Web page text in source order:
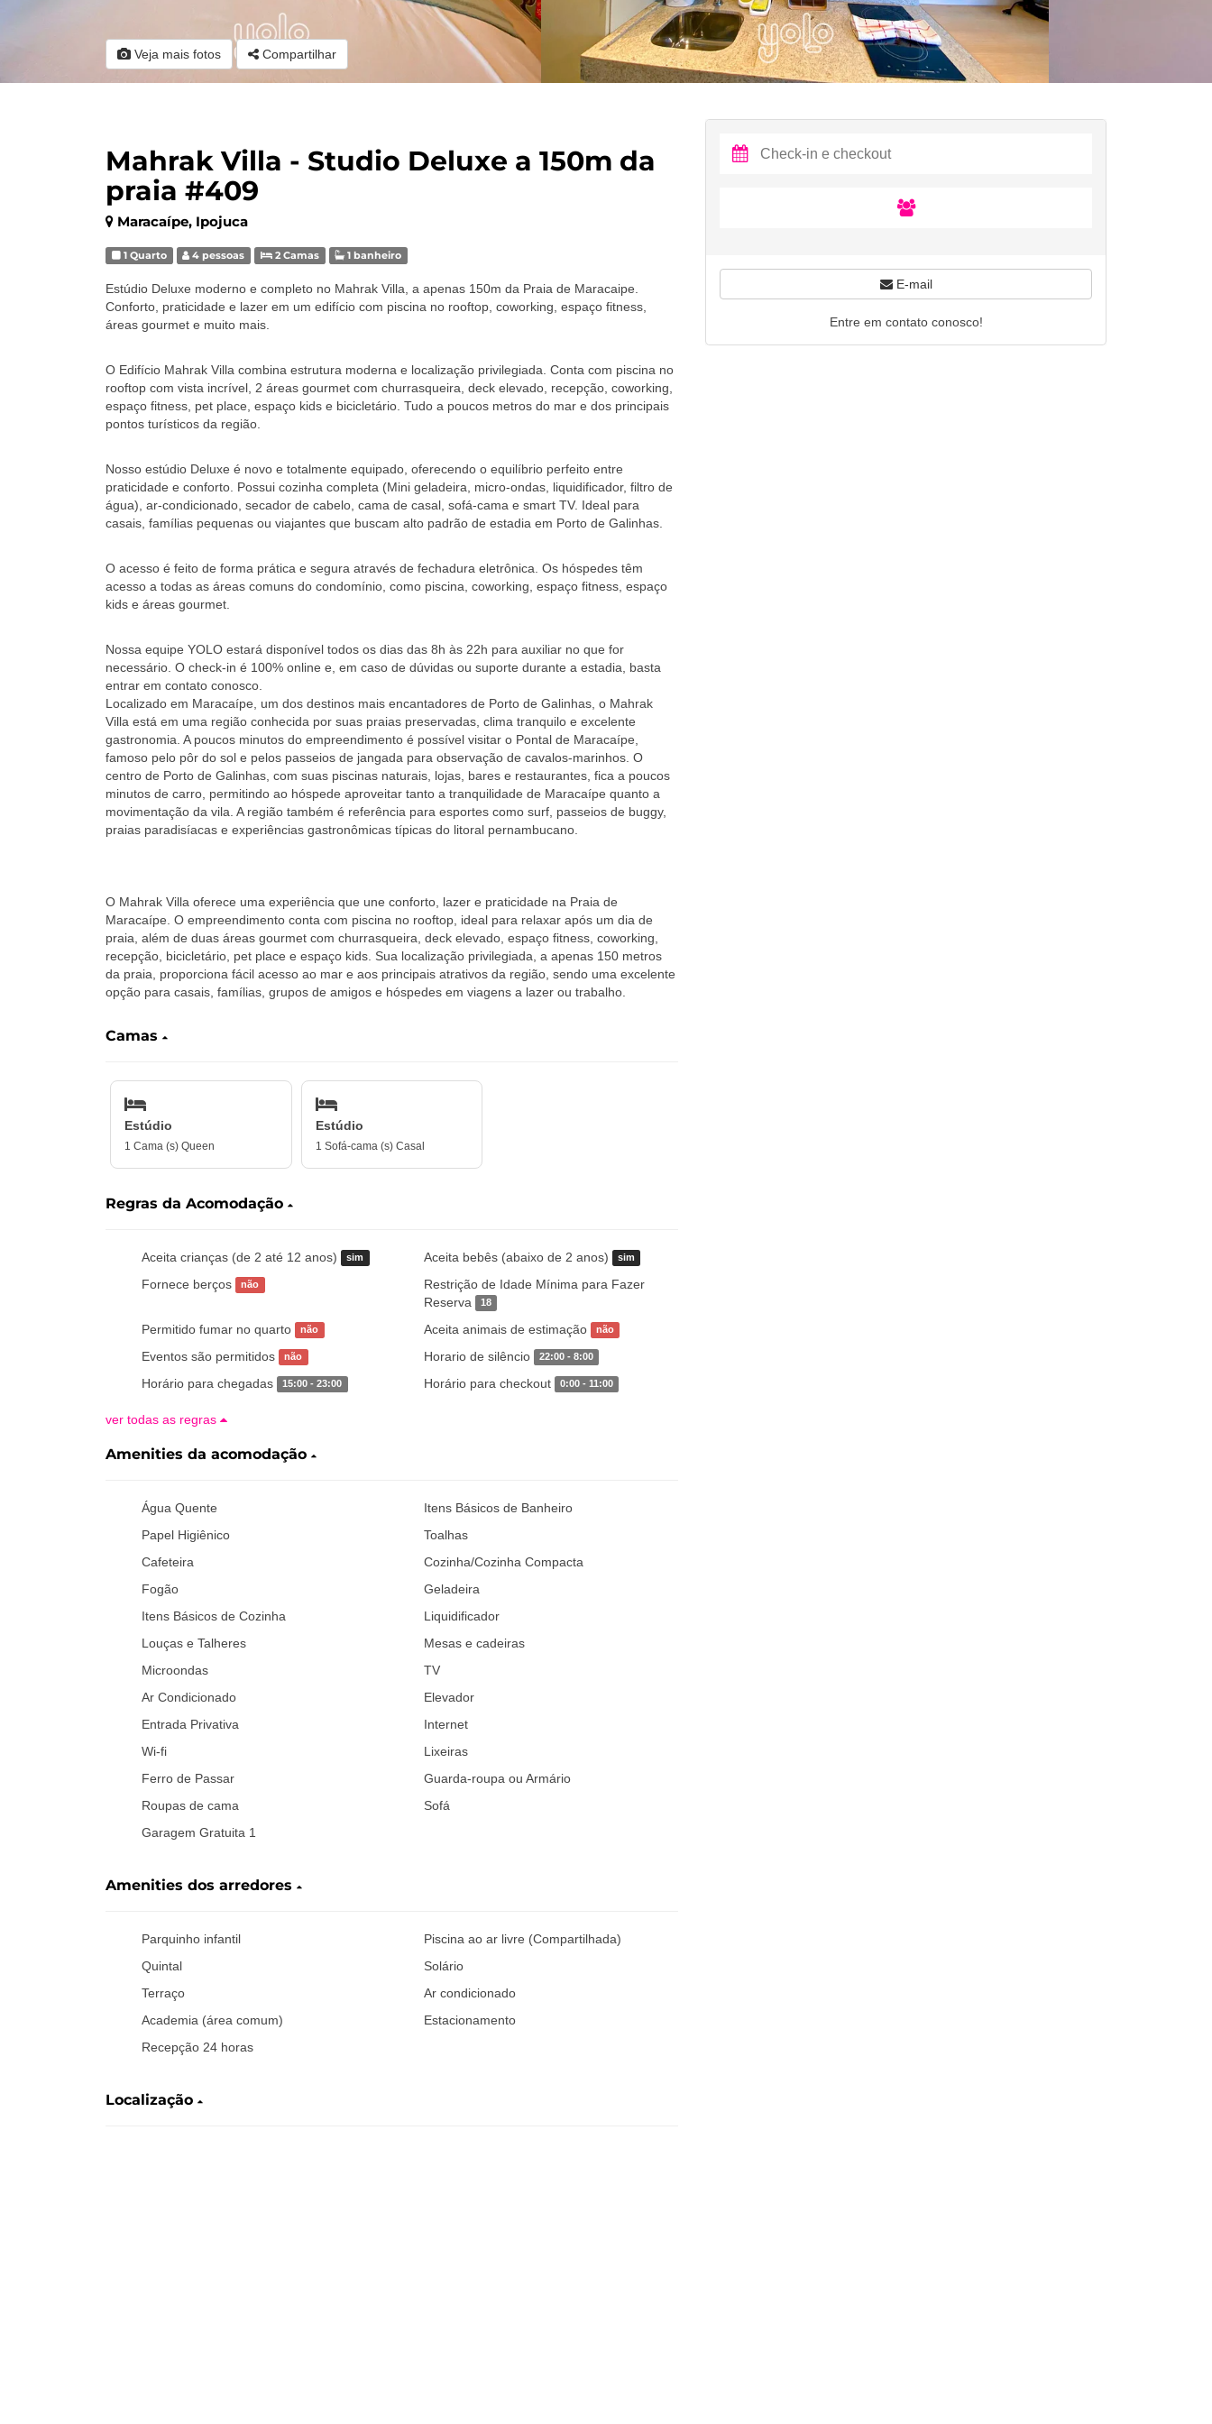
Veja mais fotos Compartilhar
Mahrak Villa - Studio Deluxe a 150m da
praia #409
Maracaípe, Ipojuca
1 Quarto 4 pessoas 2 Camas 1 banheiro
Estúdio Deluxe moderno e completo no Mahrak Villa, a apenas 150m da Praia de Maracaipe.
Conforto, praticidade e lazer em um edifício com piscina no rooftop, coworking, espaço fitness,
áreas gourmet e muito mais.
O Edifício Mahrak Villa combina estrutura moderna e localização privilegiada. Conta com piscina no
rooftop com vista incrível, 2 áreas gourmet com churrasqueira, deck elevado, recepção, coworking,
espaço fitness, pet place, espaço kids e bicicletário. Tudo a poucos metros do mar e dos principais
pontos turísticos da região.
Nosso estúdio Deluxe é novo e totalmente equipado, oferecendo o equilíbrio perfeito entre
praticidade e conforto. Possui cozinha completa (Mini geladeira, micro-ondas, liquidificador, filtro de
água), ar-condicionado, secador de cabelo, cama de casal, sofá-cama e smart TV. Ideal para
casais, famílias pequenas ou viajantes que buscam alto padrão de estadia em Porto de Galinhas.
O acesso é feito de forma prática e segura através de fechadura eletrônica. Os hóspedes têm
acesso a todas as áreas comuns do condomínio, como piscina, coworking, espaço fitness, espaço
kids e áreas gourmet.
Nossa equipe YOLO estará disponível todos os dias das 8h às 22h para auxiliar no que for
necessário. O check-in é 100% online e, em caso de dúvidas ou suporte durante a estadia, basta
entrar em contato conosco.
‎Localizado em Maracaípe, um dos destinos mais encantadores de Porto de Galinhas, o Mahrak
Villa está em uma região conhecida por suas praias preservadas, clima tranquilo e excelente
gastronomia. A poucos minutos do empreendimento é possível visitar o Pontal de Maracaípe,
famoso pelo pôr do sol e pelos passeios de jangada para observação de cavalos-marinhos. O
centro de Porto de Galinhas, com suas piscinas naturais, lojas, bares e restaurantes, fica a poucos
minutos de carro, permitindo ao hóspede aproveitar tanto a tranquilidade de Maracaípe quanto a
movimentação da vila. A região também é referência para esportes como surf, passeios de buggy,
praias paradisíacas e experiências gastronômicas típicas do litoral pernambucano.
‎O Mahrak Villa oferece uma experiência que une conforto, lazer e praticidade na Praia de
Maracaípe. O empreendimento conta com piscina no rooftop, ideal para relaxar após um dia de
praia, além de duas áreas gourmet com churrasqueira, deck elevado, espaço fitness, coworking,
recepção, bicicletário, pet place e espaço kids. Sua localização privilegiada, a apenas 150 metros
da praia, proporciona fácil acesso ao mar e aos principais atrativos da região, sendo uma excelente
opção para casais, famílias, grupos de amigos e hóspedes em viagens a lazer ou trabalho.
Camas
Estúdio
1 Cama (s) Queen
Estúdio
1 Sofá-cama (s) Casal
Regras da Acomodação
Aceita crianças (de 2 até 12 anos) sim Aceita bebês (abaixo de 2 anos) sim
Fornece berços não
Restrição de Idade Mínima para Fazer
Reserva
18
Permitido fumar no quarto não Aceita animais de estimação não
Eventos são permitidos não Horario de silêncio 22:00 - 8:00
Horário para chegadas 15:00 - 23:00 Horário para checkout 0:00 - 11:00
ver todas as regras
Amenities da acomodação
Água Quente
Itens Básicos de Banheiro
Papel Higiênico
Toalhas
Cafeteira
Cozinha/Cozinha Compacta
Fogão
Geladeira
Itens Básicos de Cozinha
Liquidificador
Louças e Talheres
Mesas e cadeiras
Microondas
TV
Ar Condicionado
Elevador
Entrada Privativa
Internet
Wi-fi
Lixeiras
Ferro de Passar
Guarda-roupa ou Armário
Roupas de cama
Sofá
Garagem Gratuita 1
Amenities dos arredores
Parquinho infantil
Piscina ao ar livre (Compartilhada)
Quintal
Solário
Terraço
Ar condicionado
Academia (área comum)
Estacionamento
Recepção 24 horas
Localização
E-mail
Entre em contato conosco!